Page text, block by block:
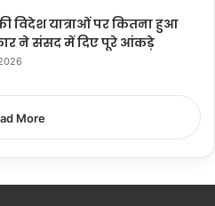
विदेश यात्राओं पर कितना हुआ
ने संसद में दिए पूरे आंकड़े
More